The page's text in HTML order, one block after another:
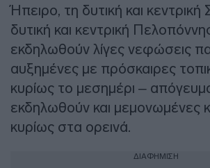
Ήπειρο, τη δυτική και κεντρική
δυτική και κεντρική
εκδηλωθούν λίγες νεφώσεις
αυξημένες με πρόσκαιρες
κυρίως το μεσημέρι –
εκδηλωθούν και μεμονωμένες
κυρίως στα ορεινά.
ΔΙΑΦΗΜΙΣΗ